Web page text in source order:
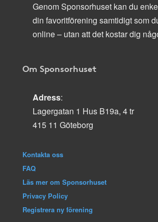
Genom Sponsorhuset kan du
din favoritförening samtidigt som
online – utan att det kostar dig
Om Sponsorhuset
Adress:
Lagergatan 1 Hus B19a, 4 tr
415 11 Göteborg
Kontakta oss
FAQ
Läs mer om Sponsorhuset
Privacy Policy
Registrera ny förening